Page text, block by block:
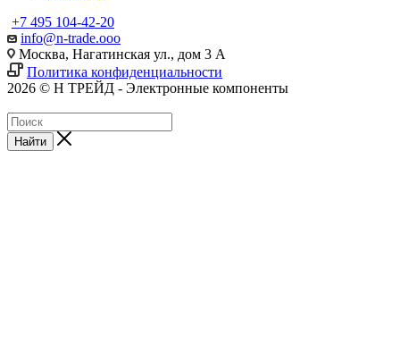
+7 495 104-42-20
info@n-trade.ooo
Москва, Нагатинская ул., дом 3 А
Политика конфиденциальности
2026 © Н ТРЕЙД - Электронные компоненты
Найти